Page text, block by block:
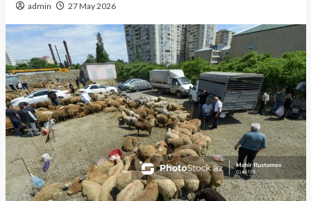
admin 27 May 2026